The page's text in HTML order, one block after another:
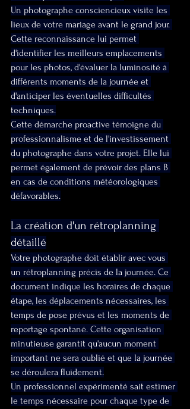
Un photographe consciencieux visite les
lieux de votre mariage avant le grand jour.
Cette reconnaissance lui permet
d'identifier les meilleurs emplacements
pour les photos, d'évaluer la luminosité à
différents moments de la journée et
d'anticiper les éventuelles difficultés
techniques.
Cette démarche proactive témoigne du
professionnalisme et de l'investissement
du photographe dans votre projet. Elle lui
permet également de prévoir des plans B
en cas de conditions météorologiques
défavorables.
La création d'un rétroplanning
détaillé
Votre photographe doit établir avec vous
un rétroplanning précis de la journée. Ce
document indique les horaires de chaque
étape, les déplacements nécessaires, les
temps de pose prévus et les moments de
reportage spontané. Cette organisation
minutieuse garantit qu'aucun moment
important ne sera oublié et que la journée
se déroulera fluidement.
Un professionnel expérimenté sait estimer
le temps nécessaire pour chaque type de